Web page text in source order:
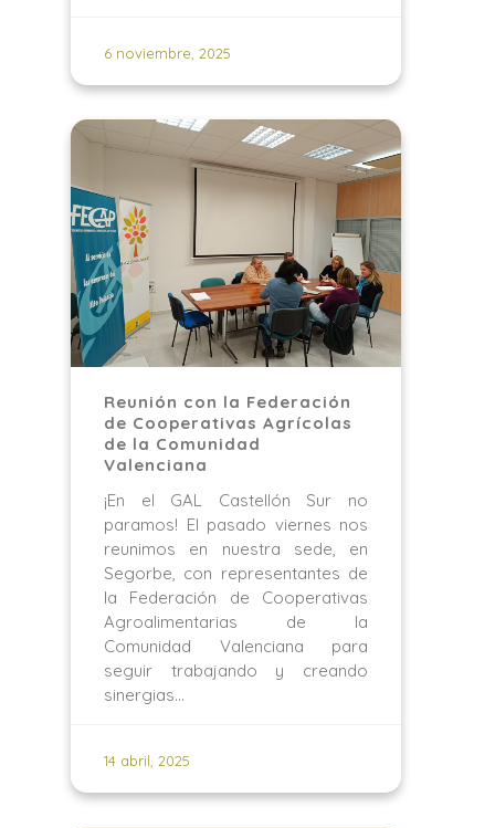
6 noviembre, 2025
Reunión con la Federación
de Cooperativas Agrícolas
de la Comunidad
Valenciana
¡En el GAL Castellón Sur no
paramos! El pasado viernes nos
reunimos en nuestra sede, en
Segorbe, con representantes de
la Federación de Cooperativas
Agroalimentarias de la
Comunidad Valenciana para
seguir trabajando y creando
sinergias…
14 abril, 2025